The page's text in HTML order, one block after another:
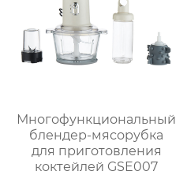
Многофункциональный
блендер-мясорубка
для приготовления
коктейлей GSE007